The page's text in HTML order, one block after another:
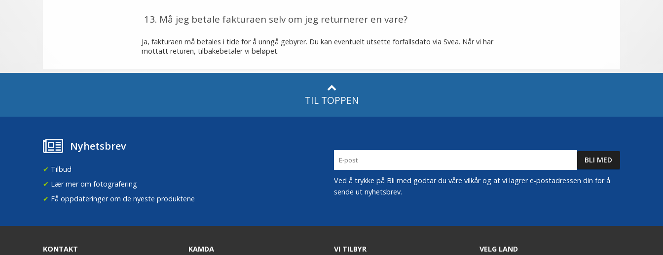
13. Må jeg betale fakturaen selv om jeg returnerer en vare?
Ja, fakturaen må betales i tide for å unngå gebyrer. Du kan eventuelt utsette forfallsdato via Svea. Når vi har
mottatt returen, tilbakebetaler vi beløpet.
TIL TOPPEN
Nyhetsbrev
✔ Tilbud
✔ Lær mer om fotografering
✔ Få oppdateringer om de nyeste produktene
Ved å trykke på Bli med godtar du våre vilkår og at vi lagrer e-postadressen din for å
sende ut nyhetsbrev.
KONTAKT
KAMDA
VI TILBYR
VELG LAND